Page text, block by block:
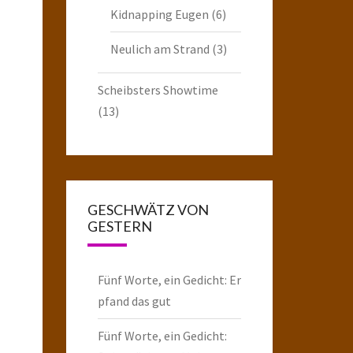
Kidnapping Eugen (6)
Neulich am Strand (3)
Scheibsters Showtime
(13)
GESCHWÄTZ VON
GESTERN
Fünf Worte, ein Gedicht: Er
pfand das gut
Fünf Worte, ein Gedicht: